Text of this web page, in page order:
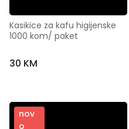
Kasikice za kafu higijenske
1000 kom/ paket
30 KM
nov
o